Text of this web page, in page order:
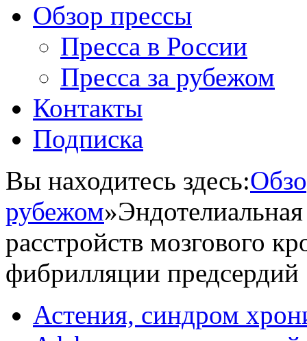
Обзор прессы
Пресса в России
Пресса за рубежом
Контакты
Подписка
Вы находитесь здесь:
рубежом»
расстройств мозгового
фибрилляции предсердий
Астения, синдром